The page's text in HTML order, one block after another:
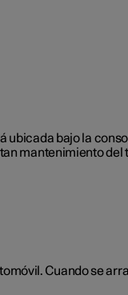
bajo la
mantenimiento del
Cuando se